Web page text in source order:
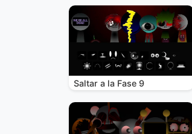
Saltar a la Fase 9